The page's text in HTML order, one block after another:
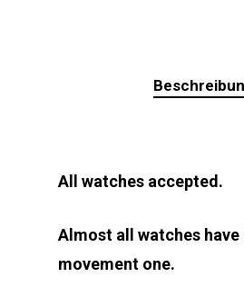
All watches accepted.
Almost all watches have
movement one.